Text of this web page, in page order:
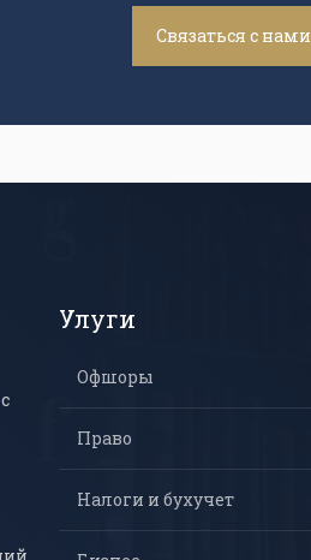
Связаться с нами
Улуги
Офшоры
Право
Налоги и бухучет